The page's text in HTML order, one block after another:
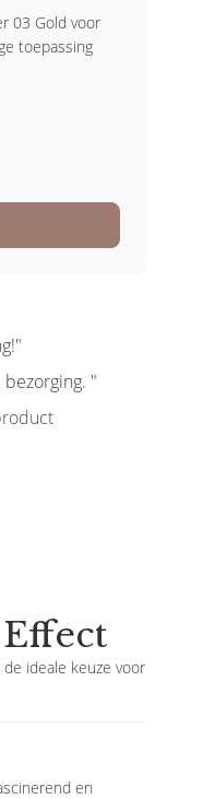
03 Gold voor
toepassing
"
ideale keuze voor
en